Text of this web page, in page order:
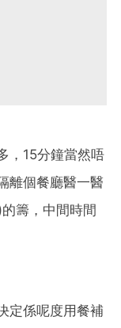
，15分鐘當然唔
離個餐廳醫一醫
籌，中間時間
定係呢度用餐補